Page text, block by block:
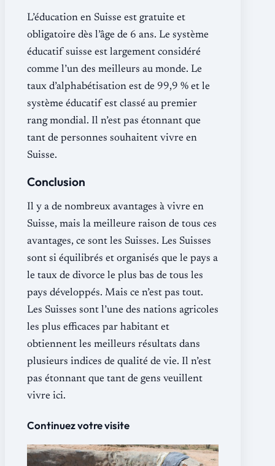
L’éducation en Suisse est gratuite et
obligatoire dès l’âge de 6 ans. Le système
éducatif suisse est largement considéré
comme l’un des meilleurs au monde. Le
taux d’alphabétisation est de 99,9 % et le
système éducatif est classé au premier
rang mondial. Il n’est pas étonnant que
tant de personnes souhaitent vivre en
Suisse.
Conclusion
Il y a de nombreux avantages à vivre en
Suisse, mais la meilleure raison de tous ces
avantages, ce sont les Suisses. Les Suisses
sont si équilibrés et organisés que le pays a
le taux de divorce le plus bas de tous les
pays développés. Mais ce n’est pas tout.
Les Suisses sont l’une des nations agricoles
les plus efficaces par habitant et
obtiennent les meilleurs résultats dans
plusieurs indices de qualité de vie. Il n’est
pas étonnant que tant de gens veuillent
vivre ici.
Continuez votre visite